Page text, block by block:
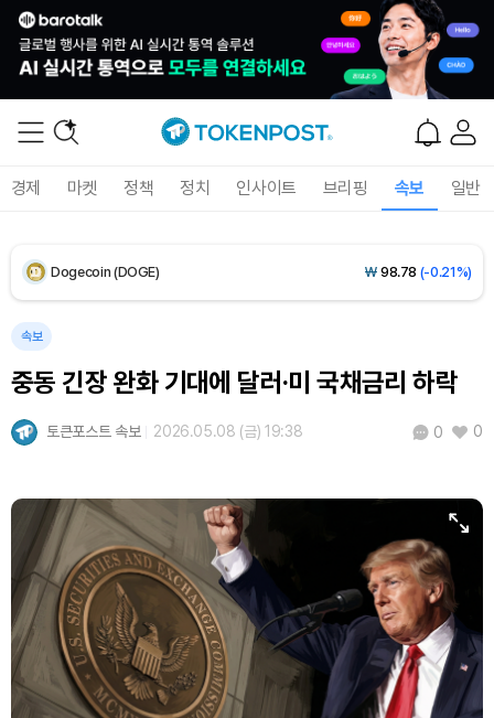
경제 마켓 정책 정치 인사이트 브리핑 속보 일반
XRP (XRP) ₩ 1,465(+0.54%)
Dogecoin (DOGE) ₩ 98.78 (-0.21%)
속보
중동 긴장 완화 기대에 달러·미 국채금리 하락
토큰포스트 속보 2026.05.08 (금) 19:38 0 0